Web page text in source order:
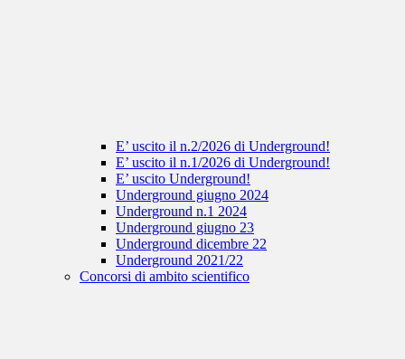
E’ uscito il n.2/2026 di Underground!
E’ uscito il n.1/2026 di Underground!
E’ uscito Underground!
Underground giugno 2024
Underground n.1 2024
Underground giugno 23
Underground dicembre 22
Underground 2021/22
Concorsi di ambito scientifico